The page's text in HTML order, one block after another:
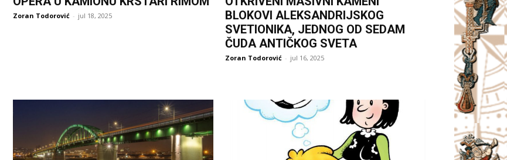
Zoran Todorović - jul 18, 2025
BLOKOVI ALEKSANDRIJSKOG
SVETIONIKA, JEDNOG OD SEDAM
ČUDA ANTIČKOG SVETA
Zoran Todorović - jul 16, 2025